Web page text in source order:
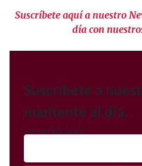
Suscríbete aquí a nuestro
día con
Suscríbete a
mantente al día.
Correo electrónico